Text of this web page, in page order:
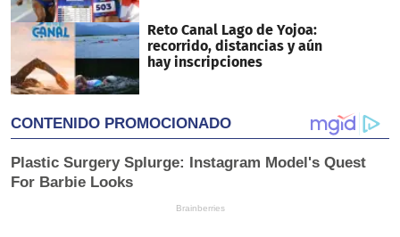
Reto Canal Lago de Yojoa:
recorrido, distancias y aún
hay inscripciones